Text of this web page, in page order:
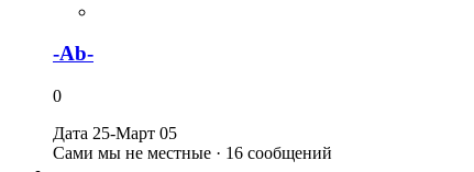
-Ab-
0
Дата 25-Март 05
Сами мы не местные · 16 сообщений